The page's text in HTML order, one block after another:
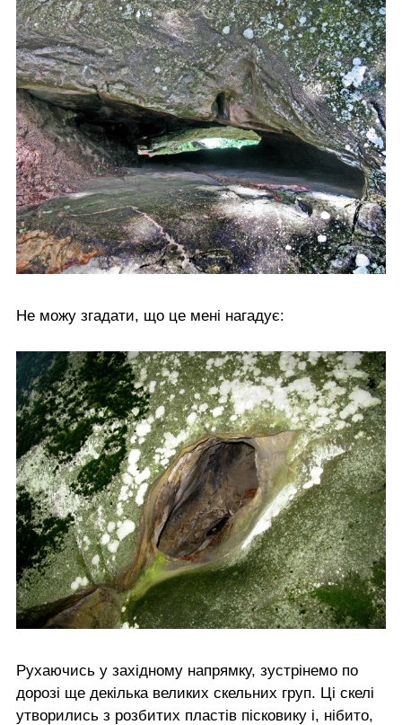
Не можу згадати, що це мені нагадує:
Рухаючись у західному напрямку, зустрінемо по
дорозі ще декілька великих скельних груп. Ці скелі
утворились з розбитих пластів пісковику і, нібито,